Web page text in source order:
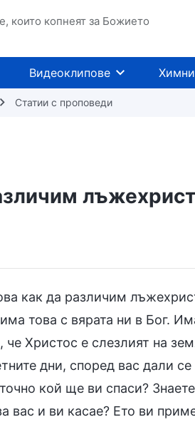
които копнеят за Божието
Видеоклипове Химни
Статии с проповеди
как да различим
това с вярата ни в Бог.
Христос е слезлият на
дни, според вас дали
кой ще ви спаси?
вас и ви касае? Ето ви